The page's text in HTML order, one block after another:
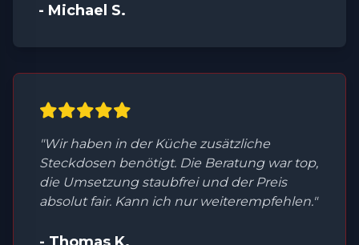
- Michael S.
"Wir haben in der Küche zusätzliche
Steckdosen benötigt. Die Beratung war top,
die Umsetzung staubfrei und der Preis
absolut fair. Kann ich nur weiterempfehlen."